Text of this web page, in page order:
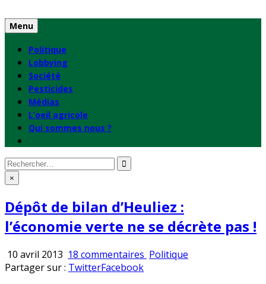
to
content
Menu
Politique
Lobbying
Société
Pesticides
Médias
L’oeil agricole
Qui sommes nous ?
Rechercher
: ×
Dépôt de bilan d’Heuliez :
l’économie verte ne se décrète pas !
10 avril 2013 18 commentaires sur
Publié
Politique
Partager sur : TwitterFacebook